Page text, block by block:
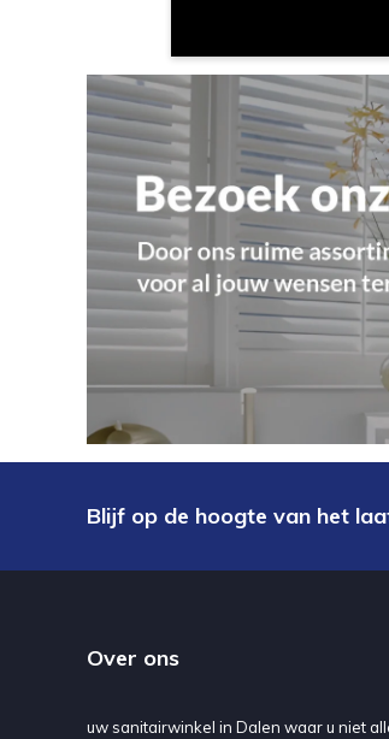
Blijf op de hoogte van het
Over ons
uw sanitairwinkel in Dalen waar u niet